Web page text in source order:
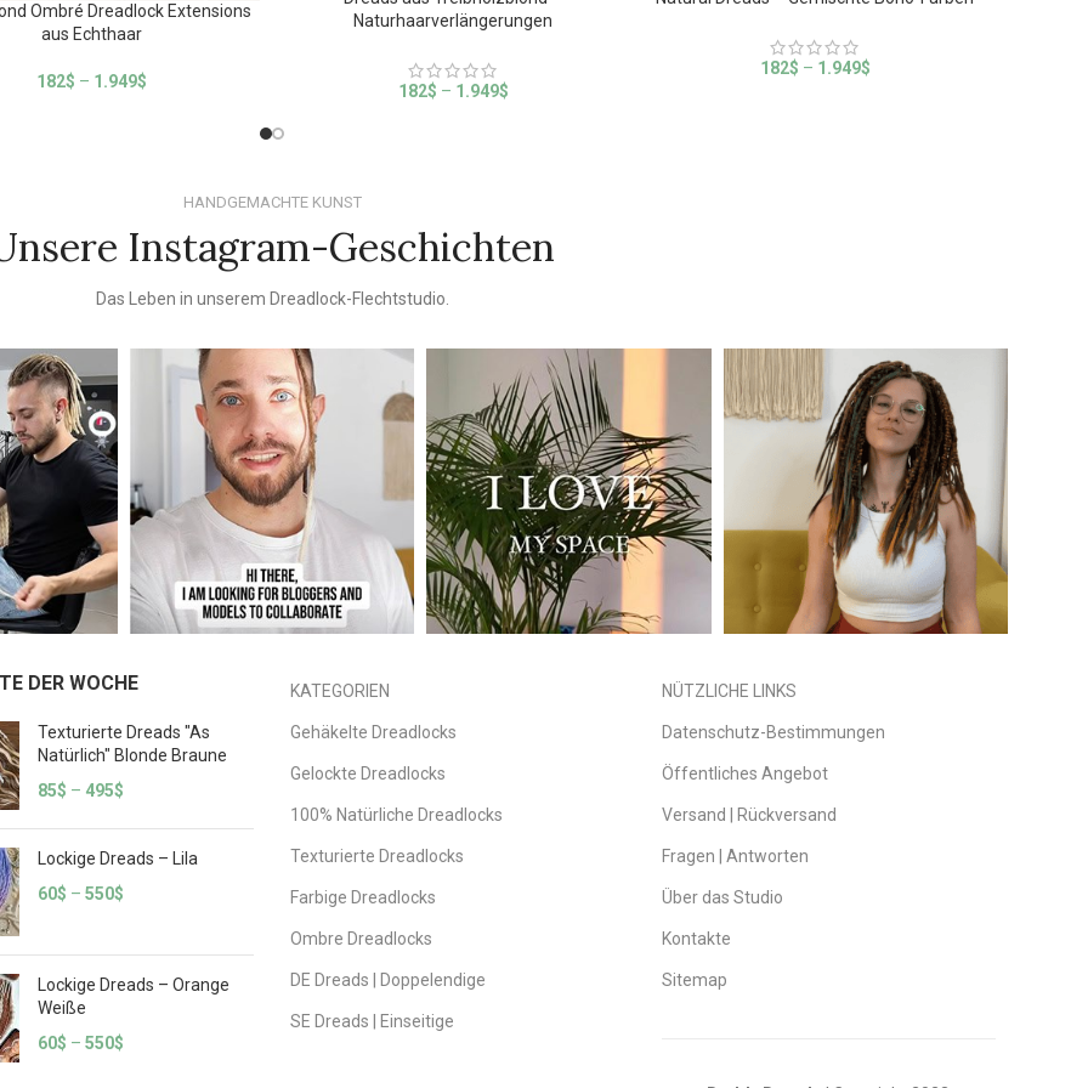
Ombré Dreadlock Extensions
aus Echthaar
182$ – 1.949$
Naturhaarverlängerungen
182$ – 1.949$
182$ – 1.949$
HANDGEMACHTE KUNST
Instagram-Geschichten
Das Leben in unserem Dreadlock-Flechtstudio.
DER WOCHE
Texturierte Dreads "As
Natürlich" Blonde Braune
85$ – 495$
Lockige Dreads – Lila
60$ – 550$
Lockige Dreads – Orange
Weiße
60$ – 550$
KATEGORIEN
Gehäkelte Dreadlocks
Gelockte Dreadlocks
100% Natürliche Dreadlocks
Texturierte Dreadlocks
Farbige Dreadlocks
Ombre Dreadlocks
DE Dreads | Doppelendige
SE Dreads | Einseitige
NÜTZLICHE LINKS
Datenschutz-Bestimmungen
Öffentliches Angebot
Versand | Rückversand
Fragen | Antworten
Über das Studio
Kontakte
Sitemap